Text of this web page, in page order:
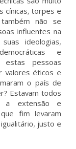
cínicas, torpes e
não se
influentes na
ideologias,
e
estas pessoas
valores éticos e
o país de
Estavam todos
a extensão e
fim levaram
justo e